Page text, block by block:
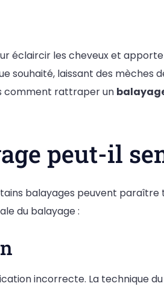
éclaircir les cheveux et
souhaité, laissant des
comment rattraper un
peut-il
balayages peuvent
du balayage :
incorrecte. La technique